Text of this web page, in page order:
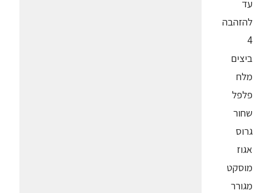
עד
להזהבה
4
ביצים
מלח
פלפל
שחור
גרוס
אגוז
מוסקט
מגורר